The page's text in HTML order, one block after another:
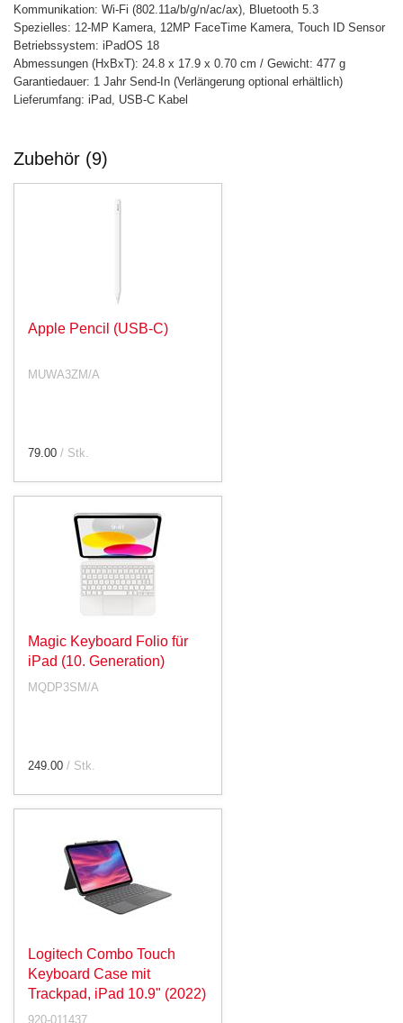
Kommunikation: Wi-Fi (802.11a/b/g/n/ac/ax), Bluetooth 5.3
Spezielles: 12-MP Kamera, 12MP FaceTime Kamera, Touch ID Sensor
Betriebssystem: iPadOS 18
Abmessungen (HxBxT): 24.8 x 17.9 x 0.70 cm / Gewicht: 477 g
Garantiedauer: 1 Jahr Send-In (Verlängerung optional erhältlich)
Lieferumfang: iPad, USB-C Kabel
Zubehör (9)
Apple Pencil (USB-C)
MUWA3ZM/A
79.00 / Stk.
Magic Keyboard Folio für
iPad (10. Generation)
MQDP3SM/A
249.00 / Stk.
Logitech Combo Touch
Keyboard Case mit
Trackpad, iPad 10.9" (2022)
920-011437